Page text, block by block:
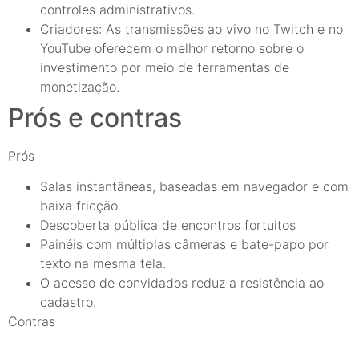
controles administrativos.
Criadores: As transmissões ao vivo no Twitch e no
YouTube oferecem o melhor retorno sobre o
investimento por meio de ferramentas de
monetização.
Prós e contras
Prós
Salas instantâneas, baseadas em navegador e com
baixa fricção.
Descoberta pública de encontros fortuitos
Painéis com múltiplas câmeras e bate-papo por
texto na mesma tela.
O acesso de convidados reduz a resistência ao
cadastro.
Contras